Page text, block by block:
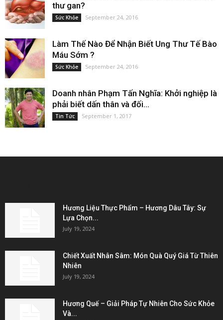
thư gan?
Sức Khỏe September 24, 2016
Làm Thế Nào Để Nhận Biết Ung Thư Tế Bào
Máu Sớm ?
Sức Khỏe September 24, 2016
Doanh nhân Phạm Tấn Nghĩa: Khởi nghiệp là
phải biết dấn thân và đối...
Tin Tức September 1, 2017
Hương Liệu Thực Phẩm – Hương Dâu Tây: Sự
Lựa Chọn...
July 19, 2024
Chiết Xuất Nhân Sâm: Món Quà Quý Giá Từ Thiên
Nhiên
July 19, 2024
Hương Quế – Giải Pháp Tự Nhiên Cho Sức Khỏe
Và...